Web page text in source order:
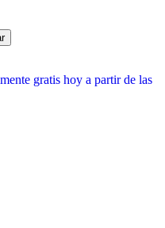
gratis hoy a partir de las